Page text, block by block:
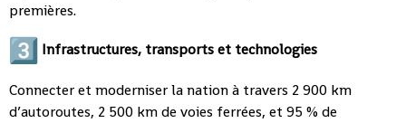
premières.
Infrastructures, transports et technologies
Connecter et moderniser la nation à travers 2 900 km
d’autoroutes, 2 500 km de voies ferrées, et 95 % de